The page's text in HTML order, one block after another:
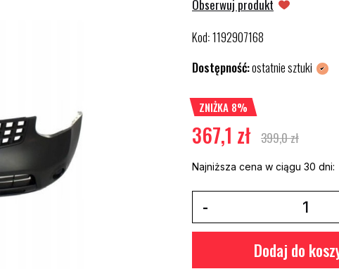
Obserwuj produkt
Kod:1192907168
Dostępność:ostatnie sztuki
ZNIŻKA 8%
367,1 zł 399,0 zł
Najniższa cena w ciągu 30 dni:
Dodaj do